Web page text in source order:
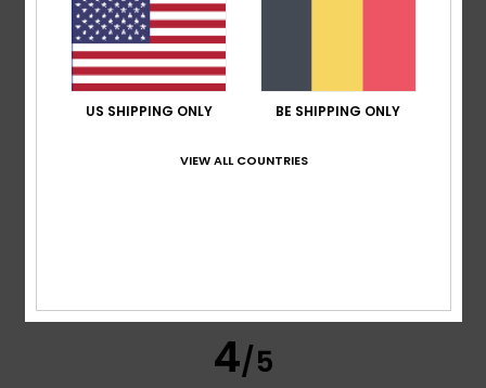
Materiaal: 5/5 Kleur: 5
Ik raad dit product aan
5
4/5
US SHIPPING ONLY BE SHIPPING ONLY
VIEW ALL COUNTRIES